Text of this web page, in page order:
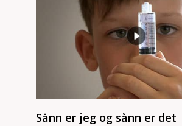
Sånn er jeg og sånn er det